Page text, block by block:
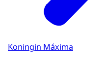
Koningin Máxima